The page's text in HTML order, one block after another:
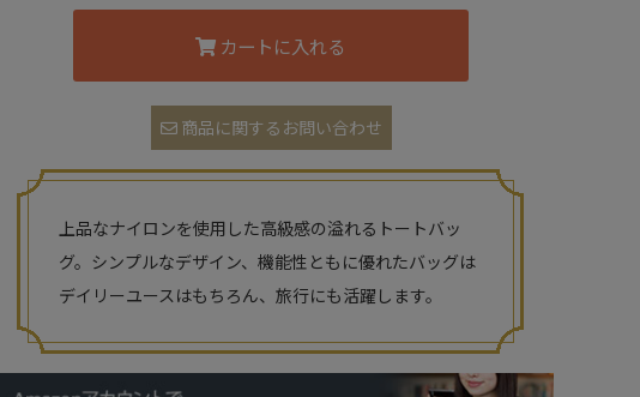
カートに入れる
商品に関するお問い合わせ
上品なナイロンを使用した高級感の溢れるトートバッ
グ。シンプルなデザイン、機能性ともに優れたバッグは
デイリーユースはもちろん、旅行にも活躍します。